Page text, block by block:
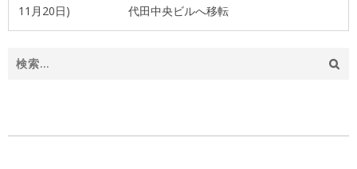
11月20日)
代田中央ビルへ移転
検